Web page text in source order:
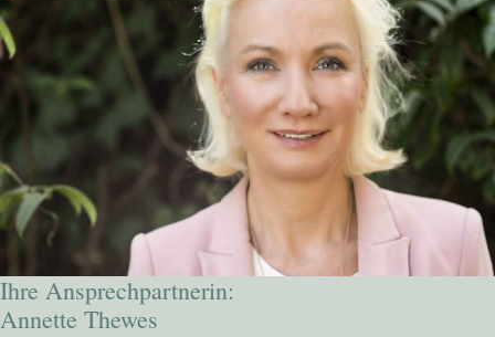
Ihre Ansprechpartnerin:
Annette Thewes